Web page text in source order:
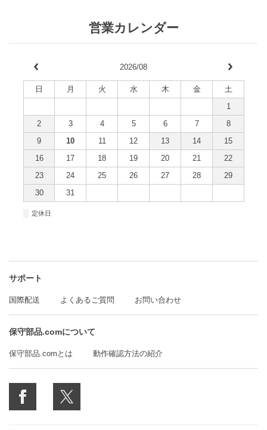
営業カレンダー
2026/08
日 月 火 水 木 金
土
1
2
3 4 5 6 7
8
9
10 11 12 13 14
15
16
17 18 19 20 21
22
23
24 25 26 27 28
29
30
31
定休日
サポート
国際配送 よくあるご質問 お問い合わせ
保守部品.comについて
保守部品.comとは 動作確認方法の紹介